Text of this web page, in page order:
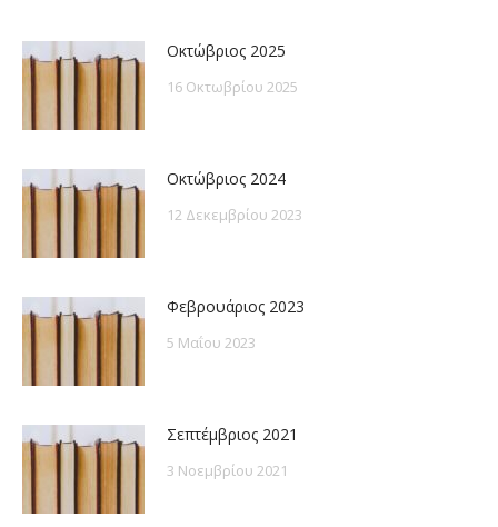
Οκτώβριος 2025
16 Οκτωβρίου 2025
Οκτώβριος 2024
12 Δεκεμβρίου 2023
Φεβρουάριος 2023
5 Μαΐου 2023
Σεπτέμβριος 2021
3 Νοεμβρίου 2021